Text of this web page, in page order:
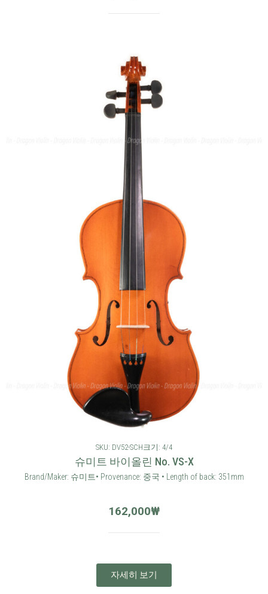
SKU: DV52-SCH크기: 4/4
슈미트 바이올린 No. VS-X
Brand/Maker: 슈미트• Provenance: 중국 • Length of back: 351mm
162,000₩
자세히 보기